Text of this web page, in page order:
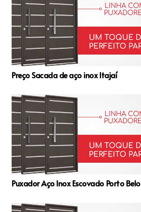
Preço Sacada de aço inox Itajaí
Puxador Aço Inox Escovado Porto Belo